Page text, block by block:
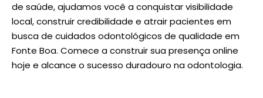
de saúde, ajudamos você a conquistar visibilidade
local, construir credibilidade e atrair pacientes em
busca de cuidados odontológicos de qualidade em
Fonte Boa. Comece a construir sua presença online
hoje e alcance o sucesso duradouro na odontologia.